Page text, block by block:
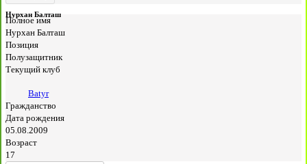
Нурхан Балташ
Полное имя
Нурхан Балташ
Позиция
Полузащитник
Текущий клуб
Batyr
Гражданство
Дата рождения
05.08.2009
Возраст
17